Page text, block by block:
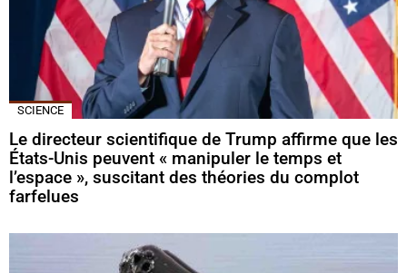
SCIENCE
Le directeur scientifique de Trump affirme que les
États-Unis peuvent « manipuler le temps et
l’espace », suscitant des théories du complot
farfelues